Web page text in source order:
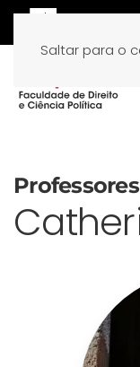
Saltar para o
Professores